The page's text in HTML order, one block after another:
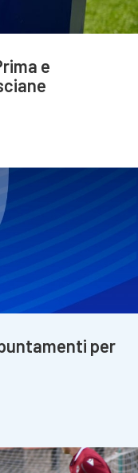
e
per